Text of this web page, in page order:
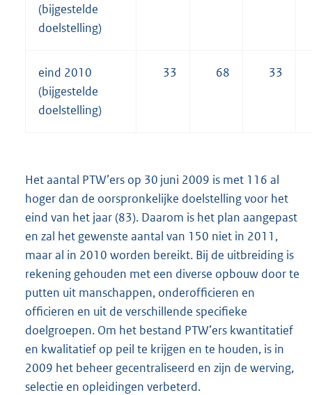
(bijgestelde
doelstelling)
eind 2010
(bijgestelde
doelstelling)
33 68 33
Het aantal PTW’ers op 30 juni 2009 is met 116 al
hoger dan de oorspronkelijke doelstelling voor het
eind van het jaar (83). Daarom is het plan aangepast
en zal het gewenste aantal van 150 niet in 2011,
maar al in 2010 worden bereikt. Bij de uitbreiding is
rekening gehouden met een diverse opbouw door te
putten uit manschappen, onderofficieren en
officieren en uit de verschillende specifieke
doelgroepen. Om het bestand PTW’ers kwantitatief
en kwalitatief op peil te krijgen en te houden, is in
2009 het beheer gecentraliseerd en zijn de werving,
selectie en opleidingen verbeterd.